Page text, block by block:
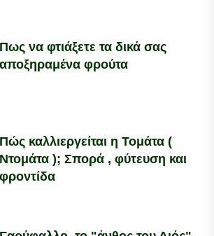
Πως να φτιάξετε τα δικά σας
αποξηραμένα φρούτα
Πώς καλλιεργείται η Τομάτα (
Ντομάτα ); Σπορά , φύτευση και
φροντίδα